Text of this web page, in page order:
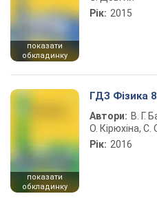
показати
обкладинку
Рік: 2015
показати
обкладинку
ГДЗ Фізика
Автори: В. Г.
О. Кірюхіна, С.
Рік: 2016